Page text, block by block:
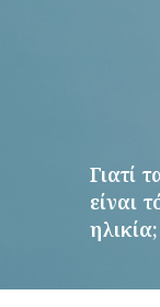
Γιατί
είναι
ηλικία;